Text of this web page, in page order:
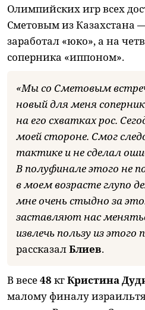
Олимпийских игр всех
Сметовым из Казахстана
заработал «юко», а на
соперника «иппоном».
«Мы со Сметовым
новый для меня
на его схватках рос.
моей стороне. Смог
тактике и не сделал
В полуфинале этого не
в моем возрасте глупо
мне очень стыдно за
заставляют нас
извлечь пользу из
рассказалБлиев.
В весе48 кгКристина
малому финалу